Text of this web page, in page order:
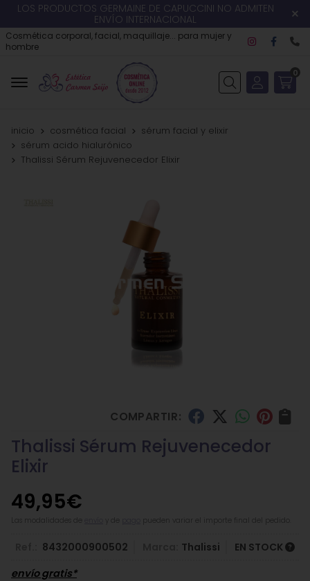
LOS PRODUCTOS GERMAINE DE CAPUCCINI NO ADMITEN
ENVÍO INTERNACIONAL
Cosmética corporal, facial, maquillaje... para mujer y
hombre
Buscar
0
inicio cosmética facial
sérum facial y elixir
sérum acido hialurónico
Thalissi Sérum Rejuvenecedor Elixir
COMPARTIR:
Thalissi Sérum Rejuvenecedor
Elixir
49,95€
pueden variar el importe final del pedido.
8432000900502 Thalissi
EN STOCK
envío gratis*